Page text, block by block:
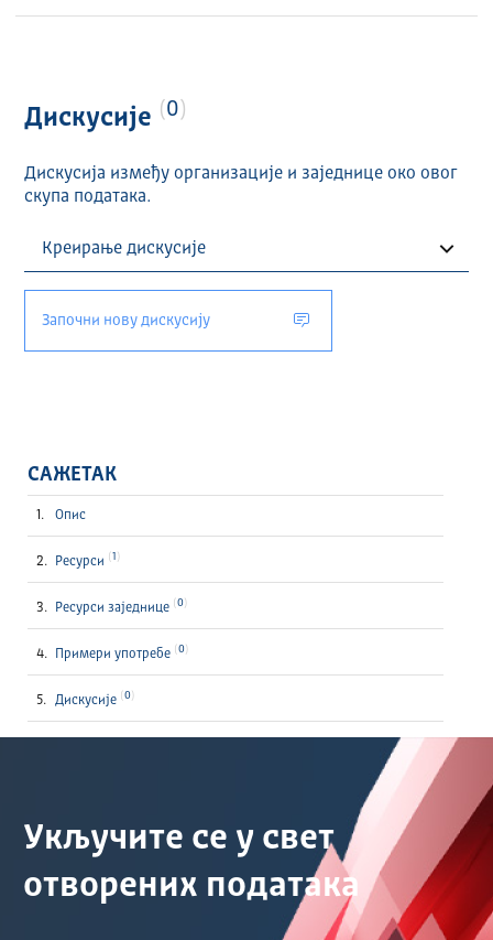
Дискусије 0
Дискусија између организације и заједнице око овог
скупа података.
Започни нову дискусију
САЖЕТАК
Опис
Ресурси 1
Ресурси заједнице 0
Примери употребе 0
Дискусије 0
Укључите се у свет
отворених података